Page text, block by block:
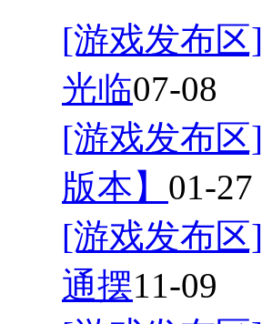
[游戏发布区]
光临07-08
[游戏发布区]
版本】 01-27
[游戏发布区]
通摆11-09